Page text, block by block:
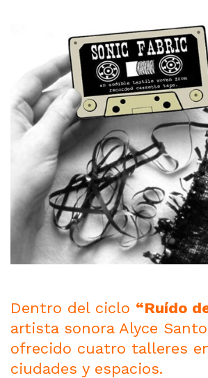
Dentro del ciclo “Ruído
artista sonora Alyce
ofrecido cuatro talleres
ciudades y espacios.